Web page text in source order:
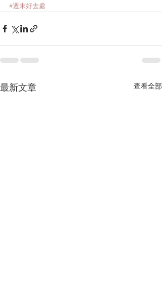
#週末好去處
最新文章 查看全部